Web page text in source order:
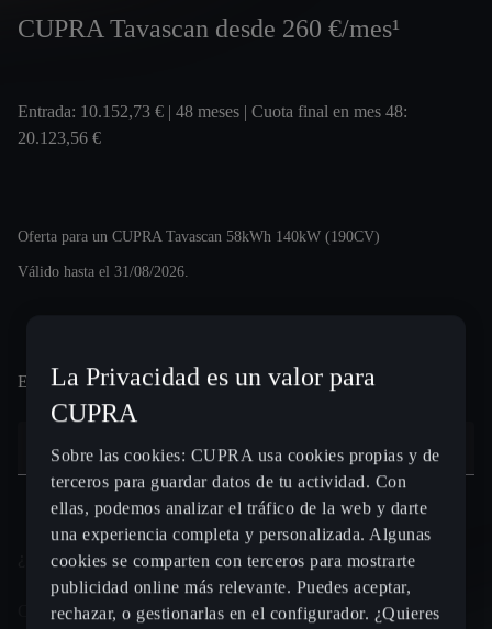
CUPRA Tavascan desde 260 €/mes¹
Entrada: 10.152,73 € | 48 meses | Cuota final en mes 48:
20.123,56 €
Oferta para un CUPRA Tavascan 58kWh 140kW (190CV)
Válido hasta el 31/08/2026.
Elige un motor
¿Cómo adquirirás tu nuevo CUPRA?
Campo obligatorio *
Escribe una ciudad, un código postal o una dirección
Nombre *
Apellidos *
La Privacidad es un valor para
CUPRA
Sobre las cookies: CUPRA usa cookies propias y de
terceros para guardar datos de tu actividad. Con
ellas, podemos analizar el tráfico de la web y darte
una experiencia completa y personalizada. Algunas
cookies se comparten con terceros para mostrarte
publicidad online más relevante. Puedes aceptar,
rechazar, o gestionarlas en el configurador. ¿Quieres